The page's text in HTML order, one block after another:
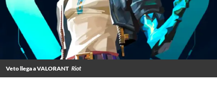
Veto llega a VALORANT Riot